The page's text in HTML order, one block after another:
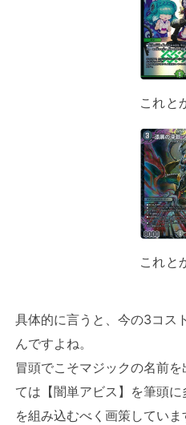
これと
これと
具体的に言うと、今の3コス
んですよね。
冒頭でこそマジックの名前
ては【闇単アビス】を筆頭
を組み込むべく画策していま